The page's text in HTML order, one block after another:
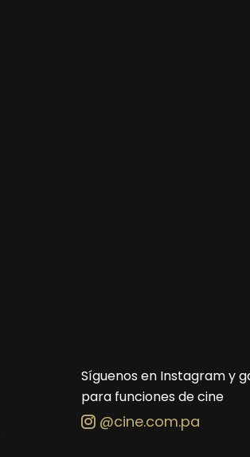
Síguenos en Instagram y
para funciones de cine
@cine.com.pa